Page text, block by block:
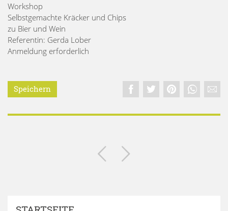
Workshop
Selbstgemachte Kräcker und Chips
zu Bier und Wein
Referentin: Gerda Lober
Anmeldung erforderlich
Speichern